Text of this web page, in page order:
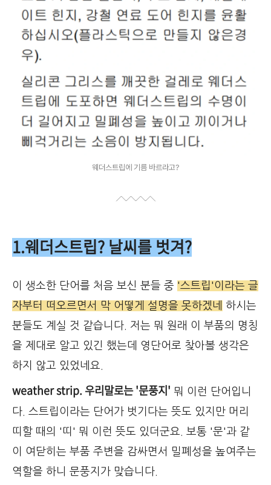
웨더스트립에 기름 바르라고?
1.웨더스트립? 날씨를 벗겨?
이 생소한 단어를 처음 보신 분들 중 '스트립'이라는 글
자부터 떠오르면서 막 어떻게 설명을 못하겠네
하시는
분들도 계실 것 같습니다. 저는 뭐 원래 이 부품의 명칭
을 제대로 알고 있긴 했는데 영단어로 찾아볼 생각은
하지 않고 있었네요.
weather strip. 우리말로는 '문풍지' 뭐 이런 단어입니
다. 스트립이라는 단어가 벗기다는 뜻도 있지만 머리
띠할 때의 '띠' 뭐 이런 뜻도 있더군요. 보통 '문'과 같
이 여닫히는 부품 주변을 감싸면서 밀폐성을 높여주는
역할을 하니 문풍지가 맞습니다.